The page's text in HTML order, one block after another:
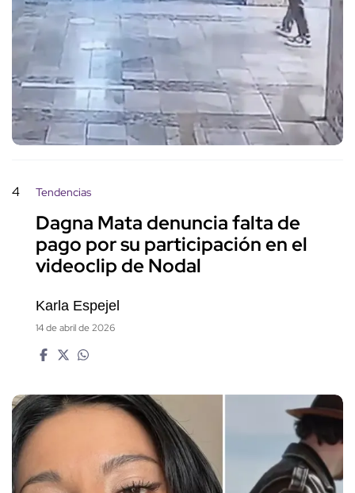
4 Tendencias
Dagna Mata denuncia falta de
pago por su participación en el
videoclip de Nodal
Karla Espejel
14 de abril de 2026